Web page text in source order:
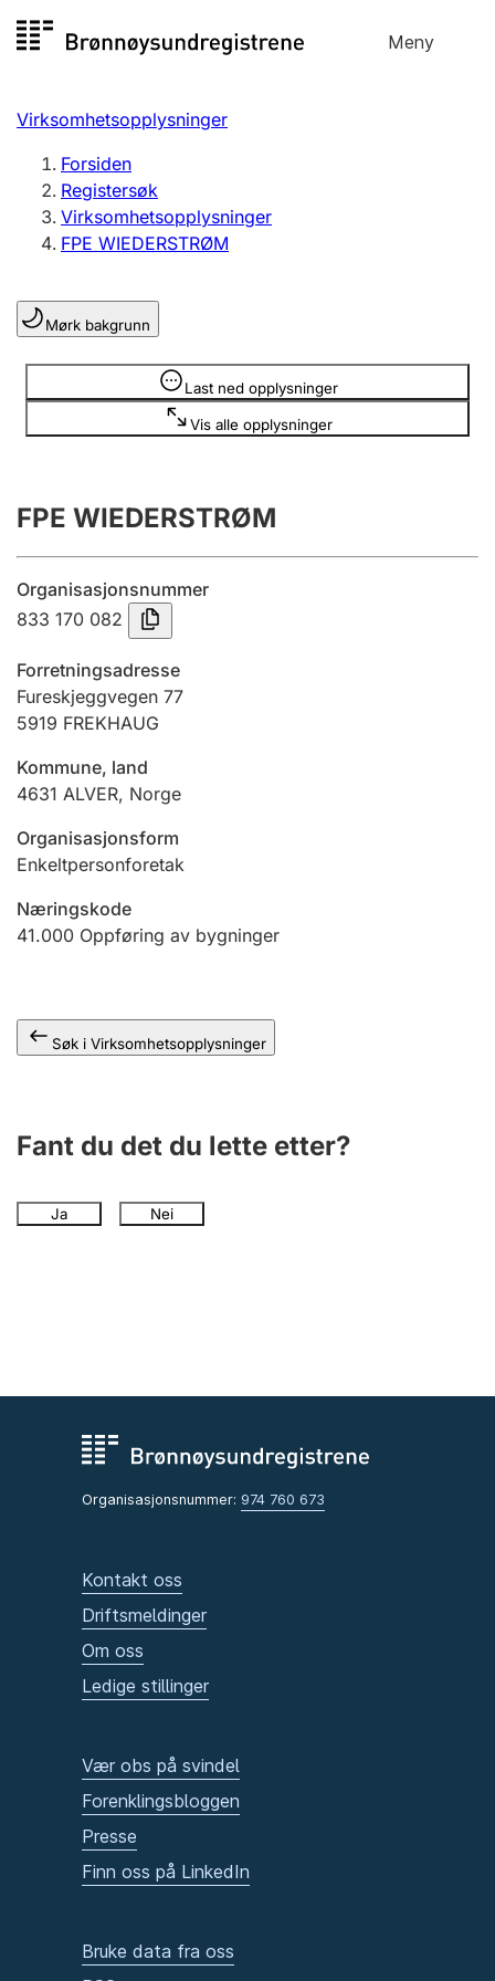
til
Meny
Registersøk
Aksjeselskap
Enkeltpersonforetak
Registrere, endre, slette
Lag og forening
Registrere, endre, slette
Innsending og forsinkelsesgebyr
Tinglysing
Jeger
Ektepaktveileder
Offentlig sektor
Virksomhetsopplysninger
Forsiden
Registersøk
Virksomhetsopplysninger
FPE WIEDERSTRØM
Mørk bakgrunn
Last ned opplysninger
Vis alle opplysninger
Opplysninger er skjult
FPE WIEDERSTRØM
Organisasjonsnummer
833 170 082
Forretningsadresse
Fureskjeggvegen 77
5919 FREKHAUG
Kommune, land
4631 ALVER, Norge
Organisasjonsform
Enkeltpersonforetak
Næringskode
41.000 Oppføring av bygninger
Søk i Virksomhetsopplysninger
Fant du det du lette etter?
Ja Nei
Organisasjonsnummer: 974 760 673
Kontakt oss
Driftsmeldinger
Om oss
Ledige stillinger
Vær obs på svindel
Forenklingsbloggen
Presse
Finn oss på LinkedIn
Bruke data fra oss